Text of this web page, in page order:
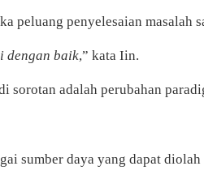
peluang penyelesaian masalah
dengan baik,” kata Iin.
adalah perubahan
sumber daya yang dapat